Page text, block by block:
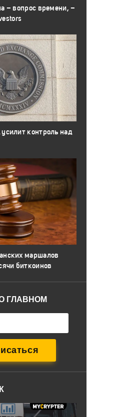
– вопрос времени, –
контроль над
маршалов
биткоинов
ГЛАВНОМ